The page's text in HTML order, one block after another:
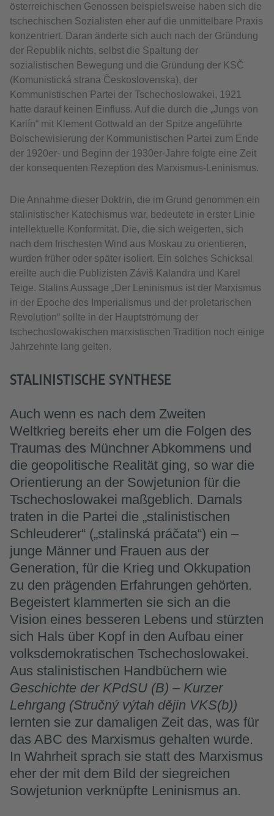
österreichischen Genossen beispielsweise haben sich die
tschechischen Sozialisten eher auf die unmittelbare Praxis
konzentriert. Daran änderte sich auch nach der Gründung
der Republik nichts, selbst die Spaltung der
sozialistischen Bewegung und die Gründung der KSČ
(Komunistická strana Československa), der
Kommunistischen Partei der Tschechoslowakei, 1921
hatte darauf keinen Einfluss. Auf die durch die „Jungs von
Karlín“ mit Klement Gottwald an der Spitze angeführte
Bolschewisierung der Kommunistischen Partei zum Ende
der 1920er- und Beginn der 1930er-Jahre folgte eine Zeit
der konsequenten Rezeption des Marxismus-Leninismus.
Die Annahme dieser Doktrin, die im Grund genommen ein
stalinistischer Katechismus war, bedeutete in erster Linie
intellektuelle Konformität. Die, die sich weigerten, sich
nach dem frischesten Wind aus Moskau zu orientieren,
wurden früher oder später isoliert. Ein solches Schicksal
ereilte auch die Publizisten Záviš Kalandra und Karel
Teige. Stalins Aussage „Der Leninismus ist der Marxismus
in der Epoche des Imperialismus und der proletarischen
Revolution“ sollte in der Hauptströmung der
tschechoslowakischen marxistischen Tradition noch einige
Jahrzehnte lang gelten.
STALINISTISCHE SYNTHESE
Auch wenn es nach dem Zweiten
Weltkrieg bereits eher um die Folgen des
Traumas des Münchner Abkommens und
die geopolitische Realität ging, so war die
Orientierung an der Sowjetunion für die
Tschechoslowakei maßgeblich. Damals
traten in die Partei die „stalinistischen
Schleuderer“ („stalinská práčata“) ein –
junge Männer und Frauen aus der
Generation, für die Krieg und Okkupation
zu den prägenden Erfahrungen gehörten.
Begeistert klammerten sie sich an die
Vision eines besseren Lebens und stürzten
sich Hals über Kopf in den Aufbau einer
volksdemokratischen Tschechoslowakei.
Aus stalinistischen Handbüchern wie
Geschichte der KPdSU (B) – Kurzer
Lehrgang (Stručný výtah dějin VKS(b))
lernten sie zur damaligen Zeit das, was für
das ABC des Marxismus gehalten wurde.
In Wahrheit sprach sie statt des Marxismus
eher der mit dem Bild der siegreichen
Sowjetunion verknüpfte Leninismus an.